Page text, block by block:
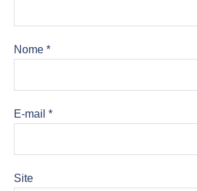
Nome *
E-mail *
Site